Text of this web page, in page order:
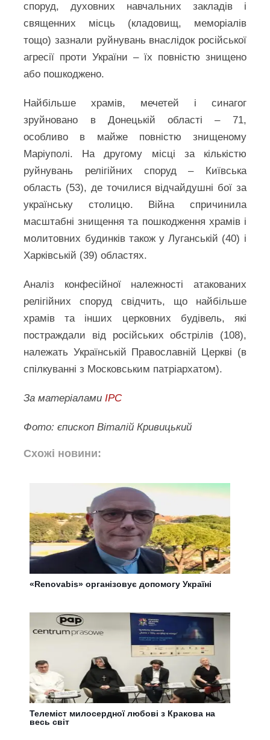
споруд, духовних навчальних закладів і
священних місць (кладовищ, меморіалів
тощо) зазнали руйнувань внаслідок російської
агресії проти України – їх повністю знищено
або пошкоджено.
Найбільше храмів, мечетей і синагог
зруйновано в Донецькій області – 71,
особливо в майже повністю знищеному
Маріуполі. На другому місці за кількістю
руйнувань релігійних споруд – Київська
область (53), де точилися відчайдушні бої за
українську столицю. Війна спричинила
масштабні знищення та пошкодження храмів і
молитовних будинків також у Луганській (40) і
Харківській (39) областях.
Аналіз конфесійної належності атакованих
релігійних споруд свідчить, що найбільше
храмів та інших церковних будівель, які
постраждали від російських обстрілів (108),
належать Українській Православній Церкві (в
спілкуванні з Московським патріархатом).
За матеріаламиІРС
Фото: єпископ Віталій Кривицький
Схожі новини:
«Renovabis» організовує допомогу Україні
Телеміст милосердної любові з Кракова на
весь світ